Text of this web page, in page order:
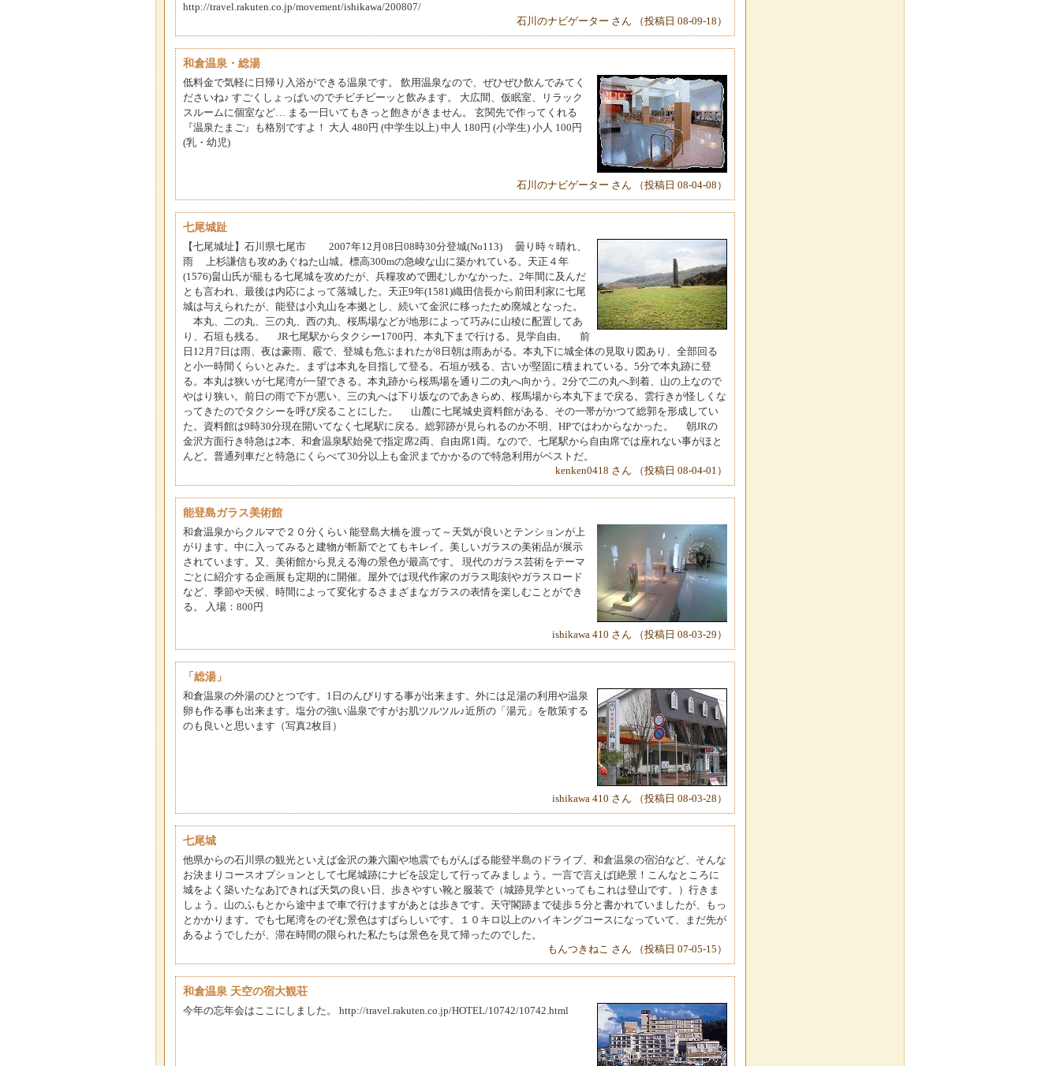
http://travel.rakuten.co.jp/movement/ishikawa/200807/
石川のナビゲーター さん （投稿日 08-09-18）
和倉温泉・総湯
低料金で気軽に日帰り入浴ができる温泉です。 飲用温泉なので、ぜひぜひ飲んでみてく
ださいね♪ すごくしょっぱいのでチビチビーッと飲みます。 大広間、仮眠室、リラック
スルームに個室など… まる一日いてもきっと飽きがきません。 玄関先で作ってくれる
『温泉たまご』も格別ですよ！ 大人 480円 (中学生以上) 中人 180円 (小学生) 小人 100円
(乳・幼児)
石川のナビゲーター さん （投稿日 08-04-08）
七尾城趾
【七尾城址】石川県七尾市 2007年12月08日08時30分登城(No113) 曇り時々晴れ、
雨 上杉謙信も攻めあぐねた山城。標高300mの急峻な山に築かれている。天正４年
(1576)畠山氏が籠もる七尾城を攻めたが、兵糧攻めで囲むしかなかった。2年間に及んだ
とも言われ、最後は内応によって落城した。天正9年(1581)織田信長から前田利家に七尾
城は与えられたが、能登は小丸山を本拠とし、続いて金沢に移ったため廃城となった。
本丸、二の丸、三の丸、西の丸、桜馬場などが地形によって巧みに山稜に配置してあ
り、石垣も残る。 JR七尾駅からタクシー1700円、本丸下まで行ける。見学自由。 前
日12月7日は雨、夜は豪雨、霰で、登城も危ぶまれたが8日朝は雨あがる。本丸下に城全体の見取り図あり、全部回る
と小一時間くらいとみた。まずは本丸を目指して登る。石垣が残る、古いが堅固に積まれている。5分で本丸跡に登
る。本丸は狭いが七尾湾が一望できる。本丸跡から桜馬場を通り二の丸へ向かう。2分で二の丸へ到着、山の上なので
やはり狭い。前日の雨で下が悪い、三の丸へは下り坂なのであきらめ、桜馬場から本丸下まで戻る。雲行きが怪しくな
ってきたのでタクシーを呼び戻ることにした。 山麓に七尾城史資料館がある、その一帯がかつて総郭を形成してい
た。資料館は9時30分現在開いてなく七尾駅に戻る。総郭跡が見られるのか不明、HPではわからなかった。 朝JRの
金沢方面行き特急は2本、和倉温泉駅始発で指定席2両、自由席1両。なので、七尾駅から自由席では座れない事がほと
んど。普通列車だと特急にくらべて30分以上も金沢までかかるので特急利用がベストだ。
kenken0418 さん （投稿日 08-04-01）
能登島ガラス美術館
和倉温泉からクルマで２０分くらい 能登島大橋を渡って～天気が良いとテンションが上
がります。中に入ってみると建物が斬新でとてもキレイ。美しいガラスの美術品が展示
されています。又、美術館から見える海の景色が最高です。 現代のガラス芸術をテーマ
ごとに紹介する企画展も定期的に開催。屋外では現代作家のガラス彫刻やガラスロード
など、季節や天候、時間によって変化するさまざまなガラスの表情を楽しむことができ
る。 入場：800円
ishikawa 410 さん （投稿日 08-03-29）
「総湯」
和倉温泉の外湯のひとつです。1日のんびりする事が出来ます。外には足湯の利用や温泉
卵も作る事も出来ます。塩分の強い温泉ですがお肌ツルツル♪近所の「湯元」を散策する
のも良いと思います（写真2枚目）
ishikawa 410 さん （投稿日 08-03-28）
七尾城
他県からの石川県の観光といえば金沢の兼六園や地震でもがんばる能登半島のドライブ、和倉温泉の宿泊など、そんな
お決まりコースオプションとして七尾城跡にナビを設定して行ってみましょう。一言で言えば[絶景！こんなところに
城をよく築いたなあ]できれば天気の良い日、歩きやすい靴と服装で（城跡見学といってもこれは登山です。）行きま
しょう。山のふもとから途中まで車で行けますがあとは歩きです。天守閣跡まで徒歩５分と書かれていましたが、もっ
とかかります。でも七尾湾をのぞむ景色はすばらしいです。１０キロ以上のハイキングコースになっていて、まだ先が
あるようでしたが、滞在時間の限られた私たちは景色を見て帰ったのでした。
もんつきねこ さん （投稿日 07-05-15）
和倉温泉 天空の宿大観荘
今年の忘年会はここにしました。 http://travel.rakuten.co.jp/HOTEL/10742/10742.html